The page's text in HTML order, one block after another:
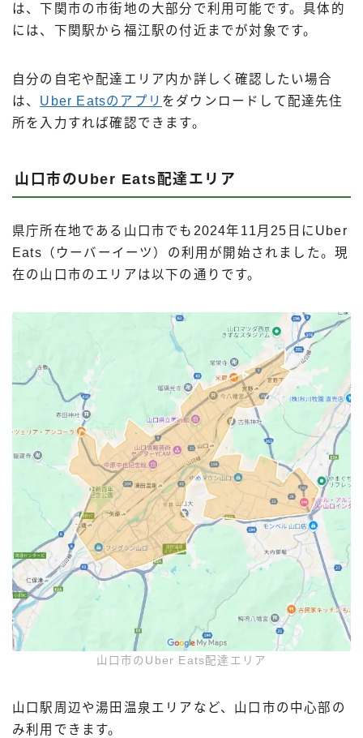
は、下関市の市街地の大部分で利用可能です。具体的
には、下関駅から福江駅の付近までが対象です。
自分の自宅や配達エリア内か詳しく確認したい場合
は、 Uber Eatsのアプリ をダウンロードして配達先住
所を入力すれば確認できます。
山口市のUber Eats配達エリア
県庁所在地である山口市でも2024年11月25日にUber
Eats（ウーバーイーツ）の利用が開始されました。現
在の山口市のエリアは以下の通りです。
山口市のUber Eats配達エリア
山口駅周辺や湯田温泉エリアなど、山口市の中心部の
み利用できます。